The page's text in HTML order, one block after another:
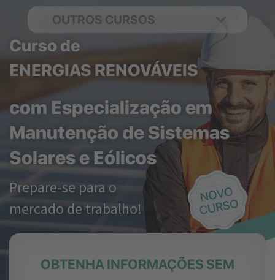
Curso de
ENERGIAS RENOVÁVEIS
com Especialização em
Manutenção de Sistemas
Solares e Eólicos
Prepare-se para o
mercado de trabalho!
OUTROS CURSOS
OBTENHA INFORMAÇÕES SEM